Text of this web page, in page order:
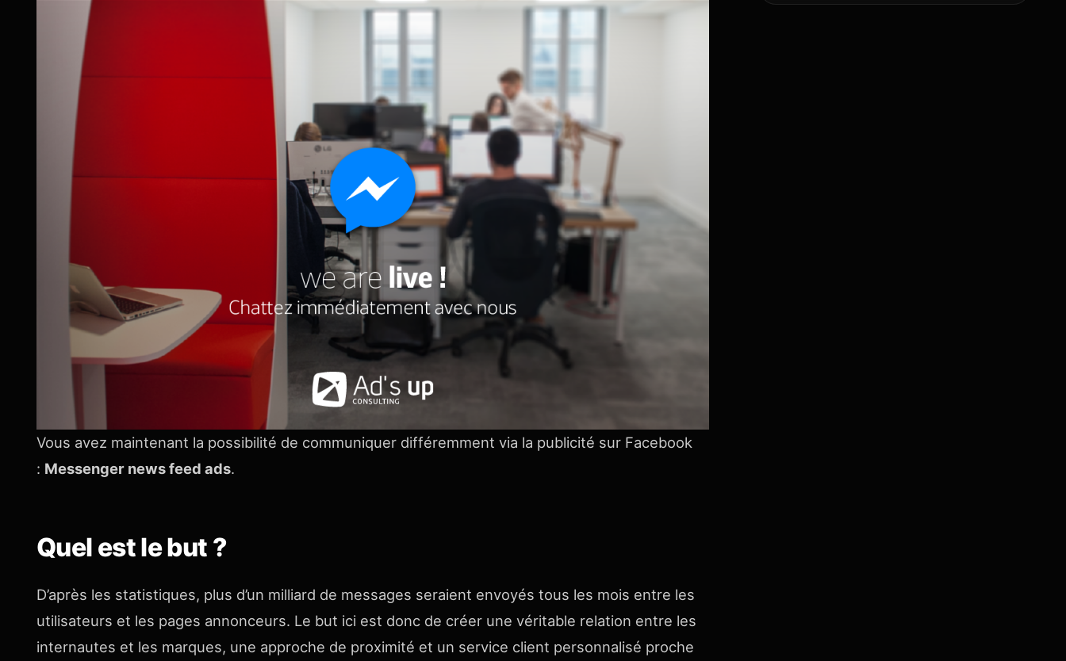
Vous avez maintenant la possibilité de communiquer différemment via la publicité sur Facebook
: Messenger news feed ads.
Quel est le but ?
D’après les statistiques, plus d’un milliard de messages seraient envoyés tous les mois entre les
utilisateurs et les pages annonceurs. Le but ici est donc de créer une véritable relation entre les
internautes et les marques, une approche de proximité et un service client personnalisé proche